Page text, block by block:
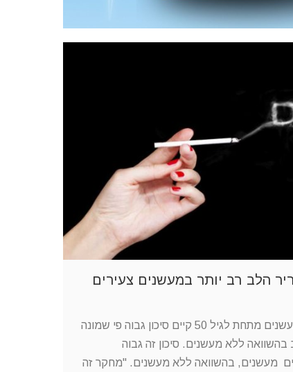
הלב רב יותר במעשנים צעירים
מחקר חדש מצביע על כך שבמעשנים מתחת לגיל 50 קיים סיכון גבוה פי שמונה
ללא מעשנים. סיכון זה גבוה
מעשנים, בהשוואה ללא מעשנים. "מחקר זה